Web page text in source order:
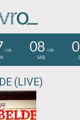
/ 08 08 / 08
SAB
(LIVE)